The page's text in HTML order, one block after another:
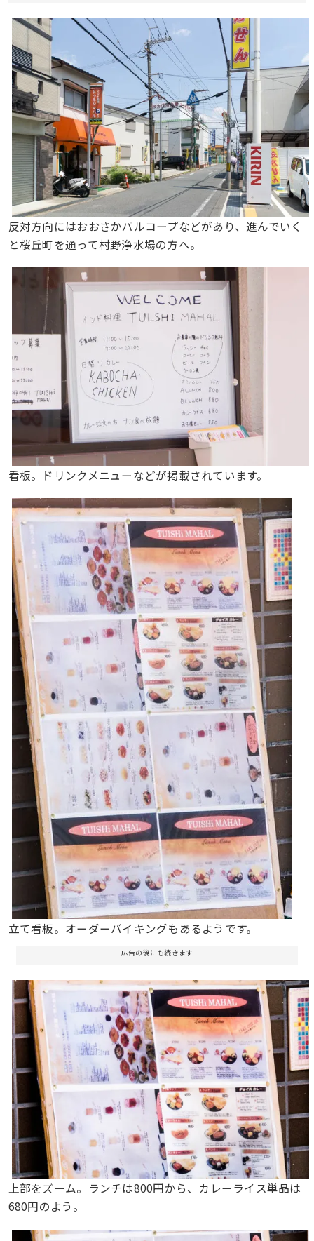
反対方向にはおおさかパルコープなどがあり、進んでいく
と桜丘町を通って村野浄水場の方へ。
看板。ドリンクメニューなどが掲載されています。
立て看板。オーダーバイキングもあるようです。
広告の後にも続きます
上部をズーム。ランチは800円から、カレーライス単品は
680円のよう。